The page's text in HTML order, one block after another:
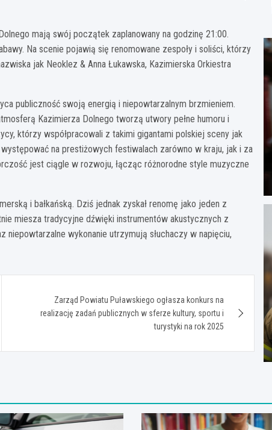
mają swój początek zaplanowany na godzinę 21:00.
Na scenie pojawią się renomowane zespoły i soliści, którzy
jak Neoklez & Anna Łukawska, Kazimierska Orkiestra
publiczność swoją energią i niepowtarzalnym brzmieniem.
Kazimierza Dolnego tworzą utwory pełne humoru i
którzy współpracowali z takimi gigantami polskiej sceny jak
na prestiżowych festiwalach zarówno w kraju, jak i za
jest ciągle w rozwoju, łącząc różnorodne style muzyczne
i bałkańską. Dziś jednak zyskał renomę jako jeden z
miesza tradycyjne dźwięki instrumentów akustycznych z
wykonanie utrzymują słuchaczy w napięciu,
Zarząd Powiatu Puławskiego ogłasza konkurs na
realizację zadań publicznych w sferze kultury, sportu i
turystyki na rok 2025